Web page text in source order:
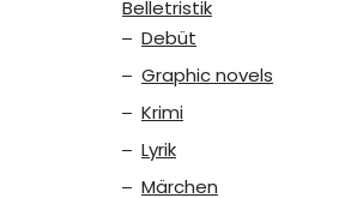
Belletristik
Debüt
Graphic novels
Krimi
Lyrik
Märchen